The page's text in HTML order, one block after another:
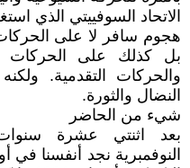
الاتحاد السوفييتي الذي
هجوم سافر لا على
بل كذلك على الحركات
والحركات التقدمية.
النضال والثورة.
شيء من الحاضر
بعد اثنتي عشرة
النوفمبرية نجد أنفسنا